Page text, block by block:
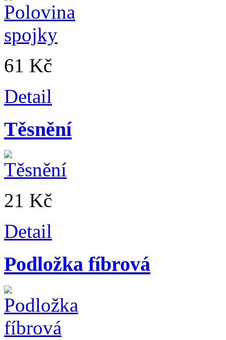
61 Kč
Detail
Těsnění
21 Kč
Detail
Podložka fíbrová